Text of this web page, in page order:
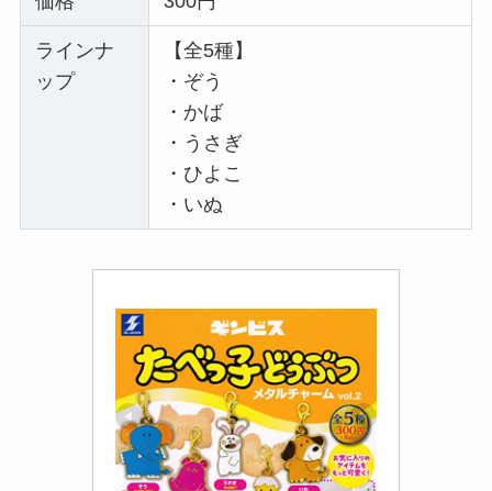
ラインナ
ップ
【全5種】
・ぞう
・かば
・うさぎ
・ひよこ
・いぬ